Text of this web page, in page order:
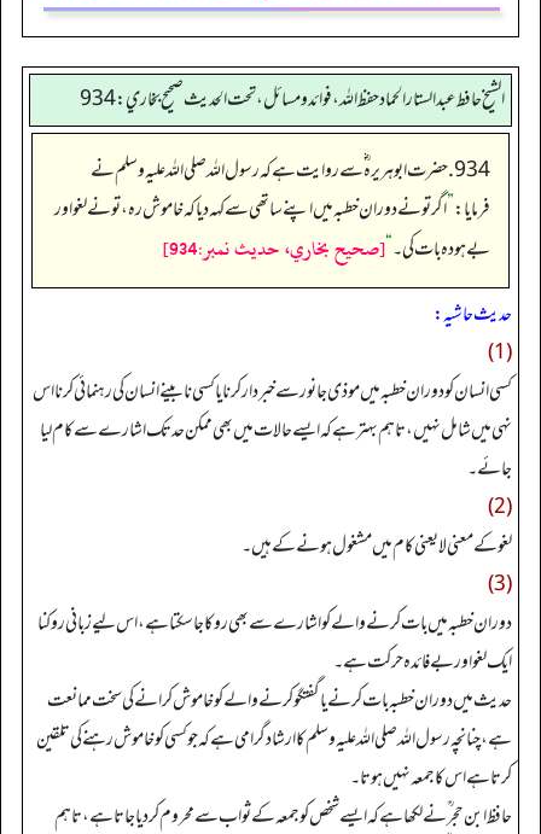
الشيخ حافط عبدالستار الحماد حفظ الله، فوائد و مسائل، تحت الحديث صحيح بخاري:934
934. حضرت ابوہریرہ ؓ سے روایت ہے کہ رسول اللہ صلی اللہ علیہ وسلم نے
فرمایا:”اگر تو نے دوران خطبہ میں اپنے ساتھی سے کہہ دیا کہ خاموش رہ، تو نے لغو اور
بے ہودہ بات کی۔“[صحيح بخاري، حديث نمبر:934]
حدیث حاشیہ:
(1)
کسی انسان کو دوران خطبہ میں موذی جانور سے خبردار کرنا یا کسی نابینے انسان کی رہنمائی کرنا اس
نہی میں شامل نہیں، تاہم بہتر ہے کہ ایسے حالات میں بھی ممکن حد تک اشارے سے کام لیا
جائے۔
(2)
لغو کے معنی لایعنی کام میں مشغول ہونے کے ہیں۔
(3)
دوران خطبہ میں بات کرنے والے کو اشارے سے بھی روکا جا سکتا ہے، اس لیے زبانی روکنا
ایک لغو اور بے فائدہ حرکت ہے۔
حدیث میں دوران خطبہ بات کرنے یا گفتگو کرنے والے کو خاموش کرانے کی سخت ممانعت
ہے، چنانچہ رسول اللہ صلی اللہ علیہ وسلم کا ارشاد گرامی ہے کہ جو کسی کو خاموش رہنے کی تلقین
کرتا ہے اس کا جمعہ نہیں ہوتا۔
حافظ ابن حجر ؒ نے لکھا ہے کہ ایسے شخص کو جمعہ کے ثواب سے محروم کر دیا جاتا ہے، تاہم